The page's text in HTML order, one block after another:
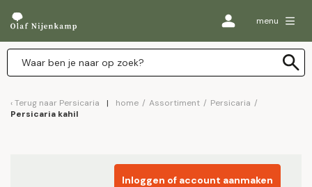
menu
Terug naar Persicaria home / Assortiment / Persicaria /
Persicaria kahil
Inloggen of account aanmaken